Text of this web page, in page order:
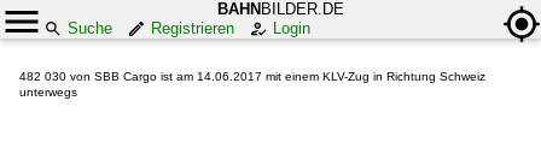
BAHN BILDER.DE
Suche
Registrieren Login
482 030 von SBB Cargo ist am 14.06.2017 mit einem KLV-Zug in Richtung Schweiz
unterwegs